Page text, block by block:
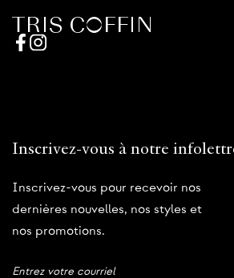
Inscrivez-vous à notre
Inscrivez-vous pour recevoir nos
dernières nouvelles, nos styles et
nos promotions.